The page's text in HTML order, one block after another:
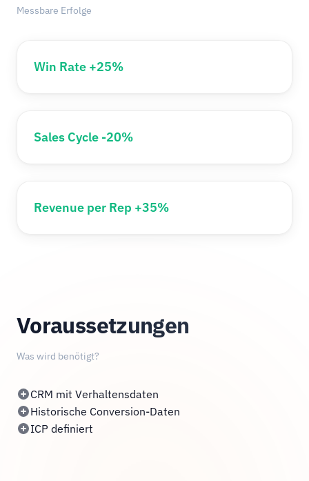
Messbare Erfolge
Win Rate +25%
Sales Cycle -20%
Revenue per Rep +35%
Voraussetzungen
Was wird benötigt?
CRM mit Verhaltensdaten
Historische Conversion-Daten
ICP definiert